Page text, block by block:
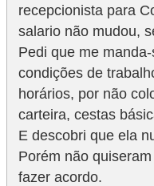
recepcionista para
salario não mudou,
Pedi que me
condições de
horários, por não
carteira, cestas
E descobri que ela
Porém não
fazer acordo.